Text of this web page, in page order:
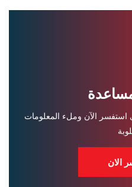
الآن وملء المعلومات
الان